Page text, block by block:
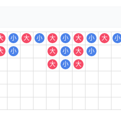
小
大
小
小
大
大
大
小
小
小
大
大
大
小
大
小
小